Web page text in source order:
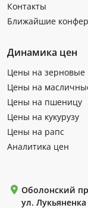
Контакты
Ближайшие
Динамика цен
Цены на зерновые
Цены на
Цены на пшеницу
Цены на кукурузу
Цены на рапс
Аналитика цен
Оболонский
ул.